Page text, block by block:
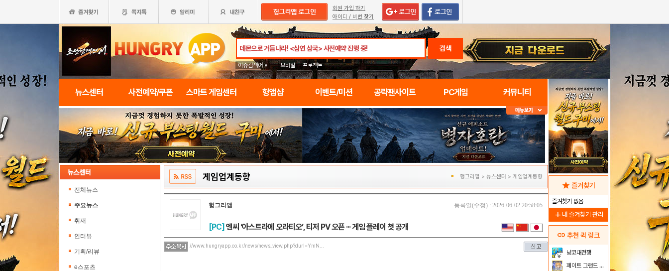
회원 가입 하기
아이디 / 비번 찾기
검색
이슈검색어 » 모바일 프로젝트
뉴스센터 사전예약/쿠폰 스마트 게임센터 헝앱샵 이벤트/미션 공략팬사이트 PC게임 커뮤니티
전체뉴스
주요뉴스
취재
인터뷰
기획/리뷰
e스포츠
게임업계동향 헝그리앱 > 뉴스센터 > 게임업계동향
헝그리앱 등록일(수정) : 2026-06-02 20:58:05
[PC] 엔씨 ‘아스트라에 오라티오’, 티저 PV 오픈 ··· 게임 플레이 첫 공개
//www.hungryapp.co.kr/news/news_view.php?durl=YmN...
star 즐겨찾기
즐겨찾기 없음
add 내 즐겨찾기 관리
link 추천 퀵 링크
냥코대전쟁
페이트 그랜드 오더